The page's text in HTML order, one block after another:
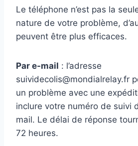
Le téléphone n’est pas la
nature de votre problème,
peuvent être plus efficaces.
Par e-mail : l’adresse
suividecolis@mondialrelay.fr
un problème avec une
inclure votre numéro de suivi
mail. Le délai de réponse
72 heures.